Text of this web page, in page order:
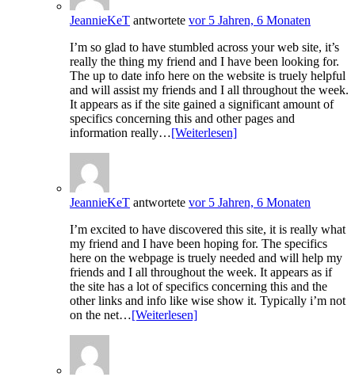
JeannieKeT antwortete vor 5 Jahren, 6 Monaten
I’m so glad to have stumbled across your web site, it’s
really the thing my friend and I have been looking for.
The up to date info here on the website is truely helpful
and will assist my friends and I all throughout the week.
It appears as if the site gained a significant amount of
specifics concerning this and other pages and
information really…[Weiterlesen]
JeannieKeT antwortete vor 5 Jahren, 6 Monaten
I’m excited to have discovered this site, it is really what
my friend and I have been hoping for. The specifics
here on the webpage is truely needed and will help my
friends and I all throughout the week. It appears as if
the site has a lot of specifics concerning this and the
other links and info like wise show it. Typically i’m not
on the net…[Weiterlesen]